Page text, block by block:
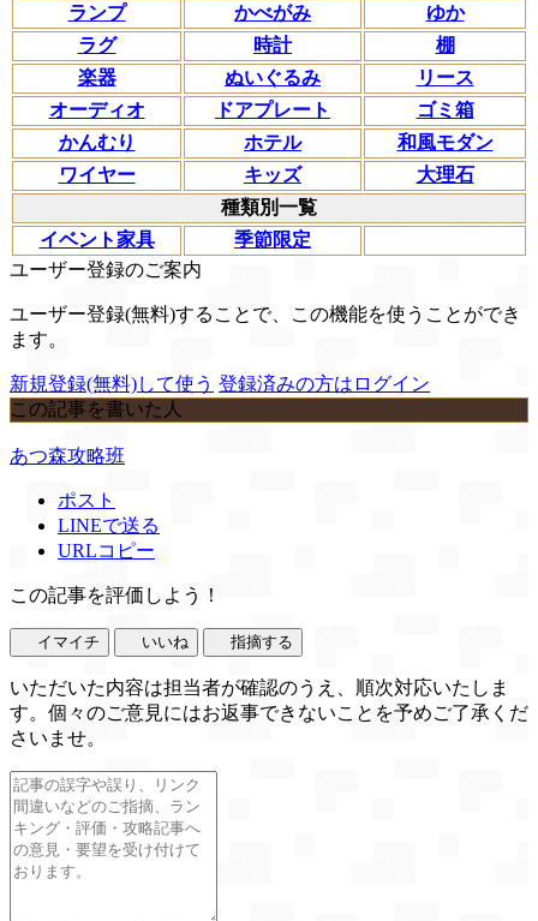
ランプ
かべがみ
ゆか
ラグ
時計
棚
楽器
ぬいぐるみ
リース
オーディオ
ドアプレート
ゴミ箱
かんむり
ホテル
和風モダン
ワイヤー
キッズ
大理石
種類別一覧
イベント家具
季節限定
ユーザー登録のご案内
ユーザー登録(無料)することで、この機能を使うことができ
ます。
新規登録(無料)して使う 登録済みの方はログイン
この記事を書いた人
あつ森攻略班
ポスト
LINEで送る
URLコピー
この記事を評価しよう！
イマイチ いいね 指摘する
いただいた内容は担当者が確認のうえ、順次対応いたしま
す。個々のご意見にはお返事できないことを予めご了承くだ
さいませ。